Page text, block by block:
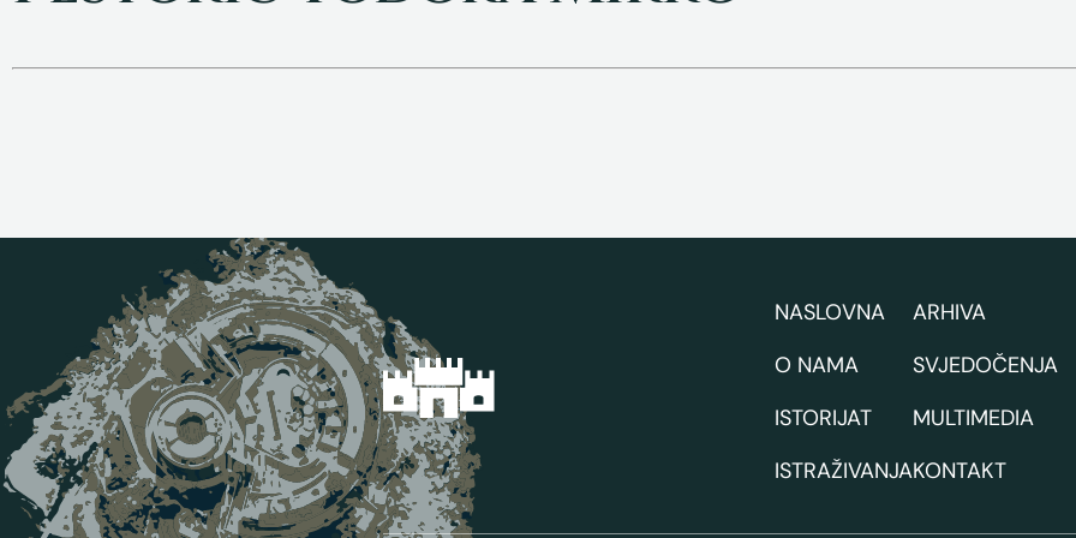
NASLOVNA
O NAMA
ISTORIJAT
ISTRAŽIVANJA
ARHIVA
SVJEDOČENJA
MULTIMEDIA
KONTAKT